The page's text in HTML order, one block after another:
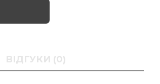
ВІДГУКИ (0)